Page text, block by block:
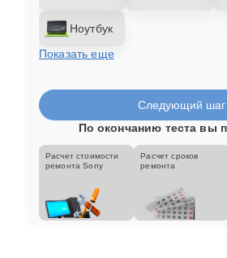
Ноутбук
Показать еще
Следующий шаг
По окончанию теста вы
Расчет стоимости
ремонта Sony
Расчет сроков
ремонта